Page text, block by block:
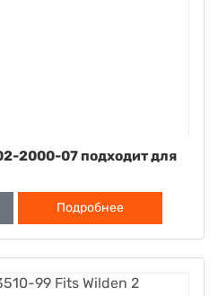
2000-07 подходит для
Подробнее